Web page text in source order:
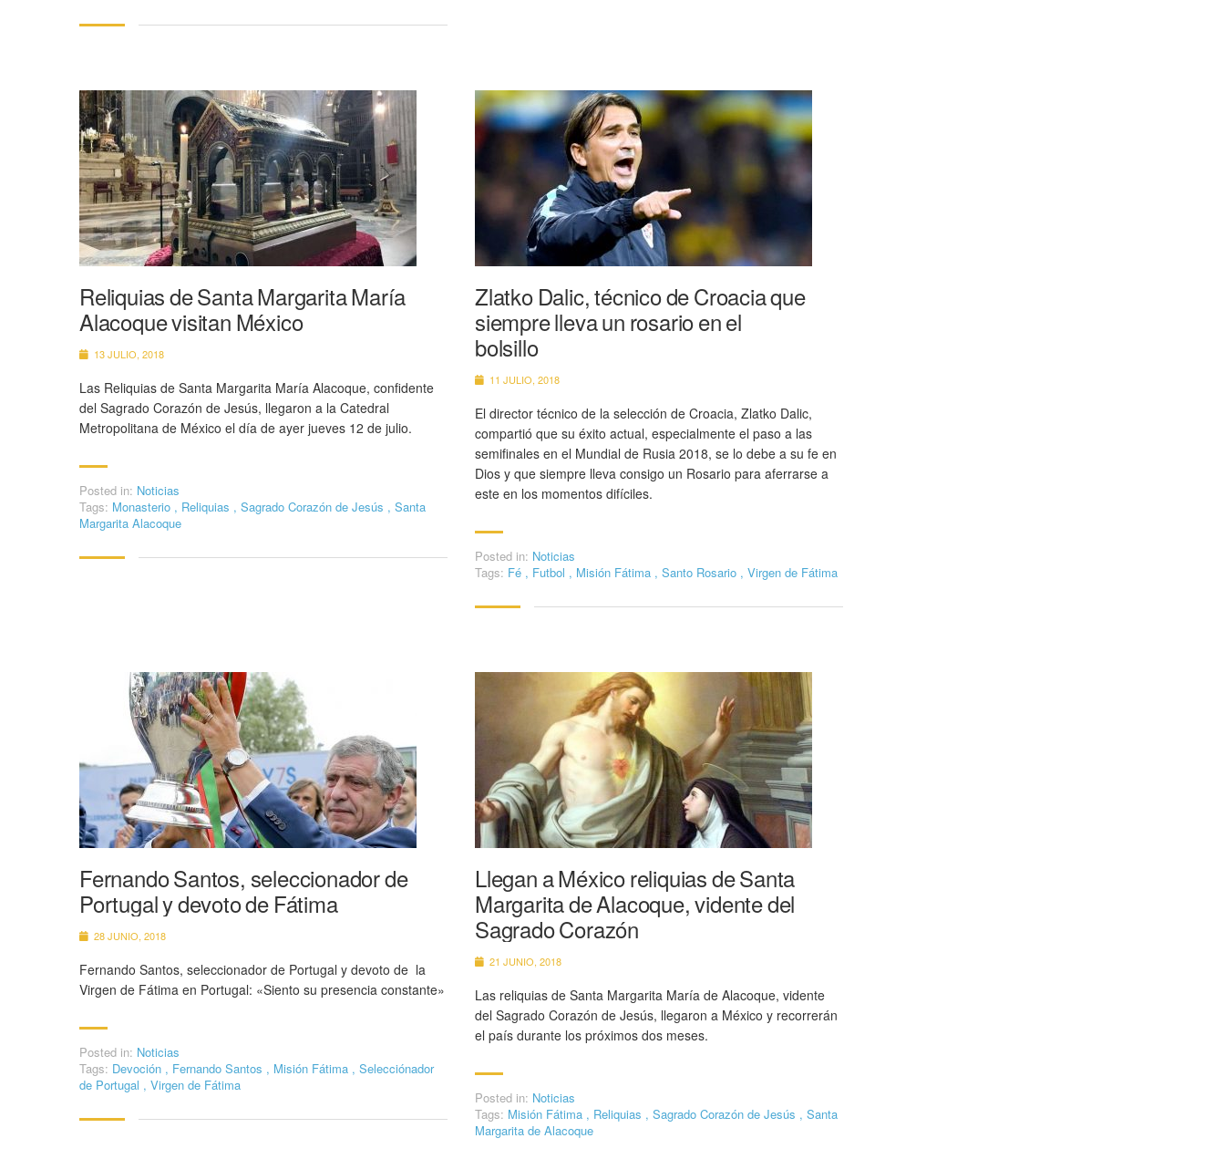
Reliquias de Santa Margarita María
Alacoque visitan México
13 JULIO, 2018
Las Reliquias de Santa Margarita María Alacoque, confidente
del Sagrado Corazón de Jesús, llegaron a la Catedral
Metropolitana de México el día de ayer jueves 12 de julio.
Posted in: Noticias
Tags: Monasterio , Reliquias , Sagrado Corazón de Jesús , Santa
Margarita Alacoque
Zlatko Dalic, técnico de Croacia que
siempre lleva un rosario en el
bolsillo
11 JULIO, 2018
El director técnico de la selección de Croacia, Zlatko Dalic,
compartió que su éxito actual, especialmente el paso a las
semifinales en el Mundial de Rusia 2018, se lo debe a su fe en
Dios y que siempre lleva consigo un Rosario para aferrarse a
este en los momentos difíciles.
Posted in: Noticias
Tags: Fé , Futbol , Misión Fátima , Santo Rosario , Virgen de Fátima
Fernando Santos, seleccionador de
Portugal y devoto de Fátima
28 JUNIO, 2018
Fernando Santos, seleccionador de Portugal y devoto de la
Virgen de Fátima en Portugal: «Siento su presencia constante»
Posted in: Noticias
Tags: Devoción , Fernando Santos , Misión Fátima , Selecciónador
de Portugal , Virgen de Fátima
Llegan a México reliquias de Santa
Margarita de Alacoque, vidente del
Sagrado Corazón
21 JUNIO, 2018
Las reliquias de Santa Margarita María de Alacoque, vidente
del Sagrado Corazón de Jesús, llegaron a México y recorrerán
el país durante los próximos dos meses.
Posted in: Noticias
Tags: Misión Fátima , Reliquias , Sagrado Corazón de Jesús , Santa
Margarita de Alacoque